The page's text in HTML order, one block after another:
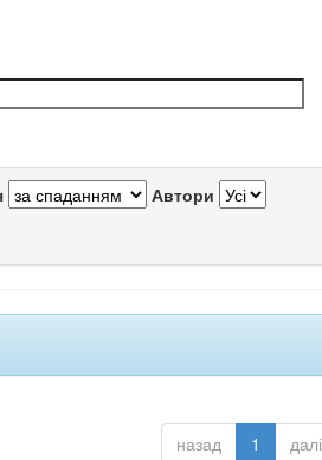
Автори
назад 1 далі